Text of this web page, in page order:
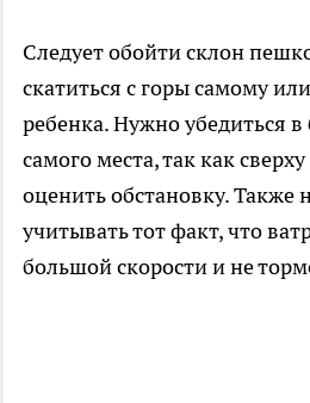
Следует обойти склон
скатиться с горы самому
ребенка. Нужно убедиться в
самого места, так как
оценить обстановку. Также
учитывать тот факт, что
большой скорости и не